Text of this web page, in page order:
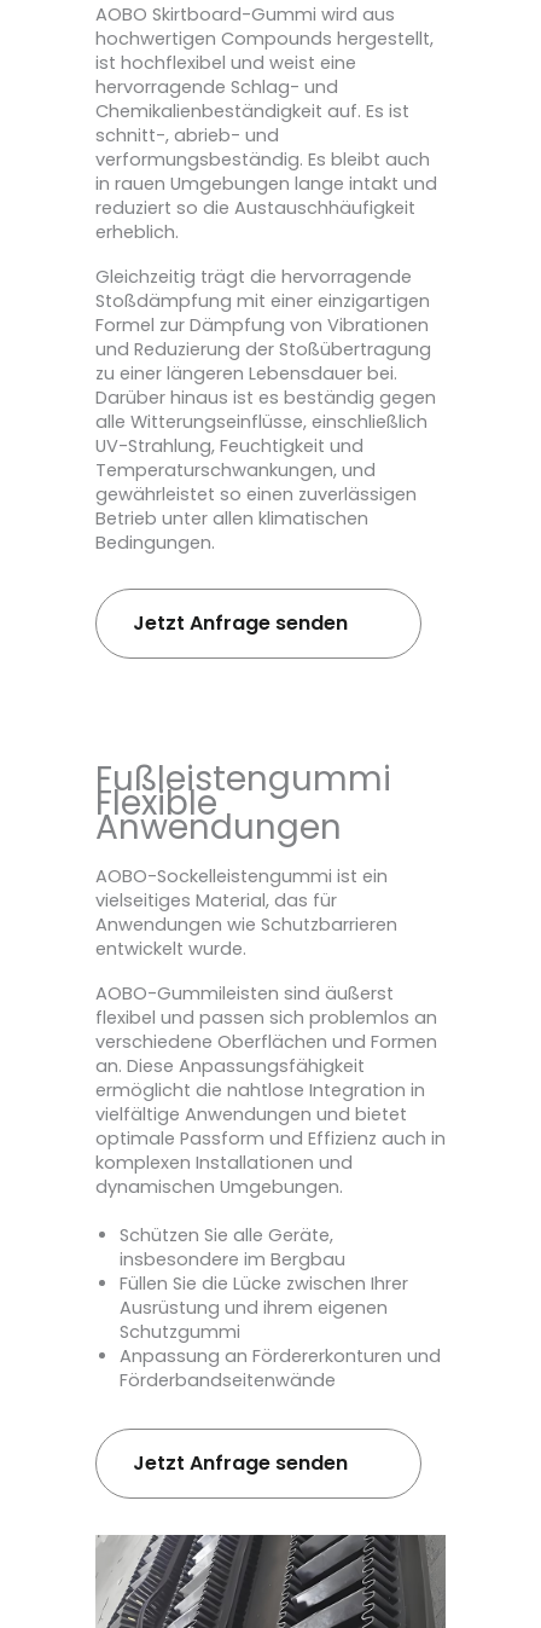
AOBO Skirtboard-Gummi wird aus
hochwertigen Compounds hergestellt,
ist hochflexibel und weist eine
hervorragende Schlag- und
Chemikalienbeständigkeit auf. Es ist
schnitt-, abrieb- und
verformungsbeständig. Es bleibt auch
in rauen Umgebungen lange intakt und
reduziert so die Austauschhäufigkeit
erheblich.
Gleichzeitig trägt die hervorragende
Stoßdämpfung mit einer einzigartigen
Formel zur Dämpfung von Vibrationen
und Reduzierung der Stoßübertragung
zu einer längeren Lebensdauer bei.
Darüber hinaus ist es beständig gegen
alle Witterungseinflüsse, einschließlich
UV-Strahlung, Feuchtigkeit und
Temperaturschwankungen, und
gewährleistet so einen zuverlässigen
Betrieb unter allen klimatischen
Bedingungen.
Jetzt Anfrage senden
Fußleistengummi
Flexible
Anwendungen
AOBO-Sockelleistengummi ist ein
vielseitiges Material, das für
Anwendungen wie Schutzbarrieren
entwickelt wurde.
AOBO-Gummileisten sind äußerst
flexibel und passen sich problemlos an
verschiedene Oberflächen und Formen
an. Diese Anpassungsfähigkeit
ermöglicht die nahtlose Integration in
vielfältige Anwendungen und bietet
optimale Passform und Effizienz auch in
komplexen Installationen und
dynamischen Umgebungen.
Schützen Sie alle Geräte,
insbesondere im Bergbau
Füllen Sie die Lücke zwischen Ihrer
Ausrüstung und ihrem eigenen
Schutzgummi
Anpassung an Fördererkonturen und
Förderbandseitenwände
Jetzt Anfrage senden